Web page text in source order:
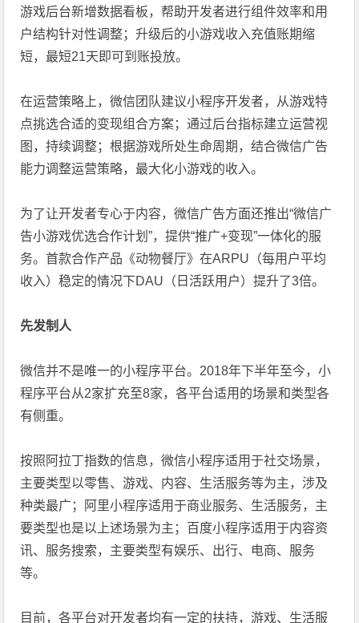
游戏后台新增数据看板，帮助开发者进行组件效率和用
户结构针对性调整；升级后的小游戏收入充值账期缩
短，最短21天即可到账投放。
在运营策略上，微信团队建议小程序开发者，从游戏特
点挑选合适的变现组合方案；通过后台指标建立运营视
图，持续调整；根据游戏所处生命周期，结合微信广告
能力调整运营策略，最大化小游戏的收入。
为了让开发者专心于内容，微信广告方面还推出“微信广
告小游戏优选合作计划”，提供“推广+变现”一体化的服
务。首款合作产品《动物餐厅》在ARPU（每用户平均
收入）稳定的情况下DAU（日活跃用户）提升了3倍。
先发制人
微信并不是唯一的小程序平台。2018年下半年至今，小
程序平台从2家扩充至8家，各平台适用的场景和类型各
有侧重。
按照阿拉丁指数的信息，微信小程序适用于社交场景，
主要类型以零售、游戏、内容、生活服务等为主，涉及
种类最广；阿里小程序适用于商业服务、生活服务，主
要类型也是以上述场景为主；百度小程序适用于内容资
讯、服务搜索，主要类型有娱乐、出行、电商、服务
等。
目前，各平台对开发者均有一定的扶持，游戏、生活服